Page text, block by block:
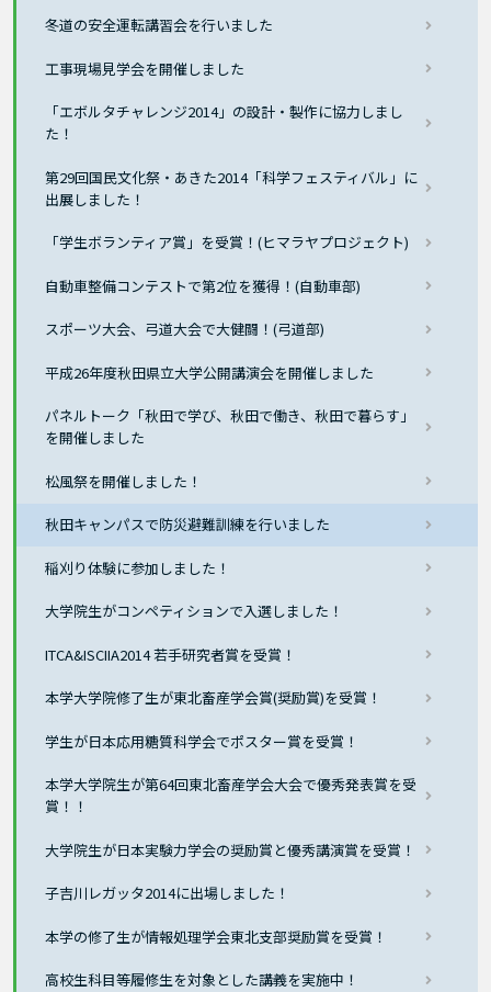
冬道の安全運転講習会を行いました
工事現場見学会を開催しました
「エボルタチャレンジ2014」の設計・製作に協力しまし
た！
第29回国民文化祭・あきた2014「科学フェスティバル」に
出展しました！
「学生ボランティア賞」を受賞！(ヒマラヤプロジェクト)
自動車整備コンテストで第2位を獲得！(自動車部)
スポーツ大会、弓道大会で大健闘！(弓道部)
平成26年度秋田県立大学公開講演会を開催しました
パネルトーク「秋田で学び、秋田で働き、秋田で暮らす」
を開催しました
松風祭を開催しました！
秋田キャンパスで防災避難訓練を行いました
稲刈り体験に参加しました！
大学院生がコンペティションで入選しました！
ITCA&ISCIIA2014 若手研究者賞を受賞！
本学大学院修了生が東北畜産学会賞(奨励賞)を受賞！
学生が日本応用糖質科学会でポスター賞を受賞！
本学大学院生が第64回東北畜産学会大会で優秀発表賞を受
賞！！
大学院生が日本実験力学会の奨励賞と優秀講演賞を受賞！
子吉川レガッタ2014に出場しました！
本学の修了生が情報処理学会東北支部奨励賞を受賞！
高校生科目等履修生を対象とした講義を実施中！